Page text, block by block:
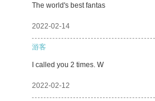
The world's best fantas
2022-02-14
游客
I called you 2 times. W
2022-02-12